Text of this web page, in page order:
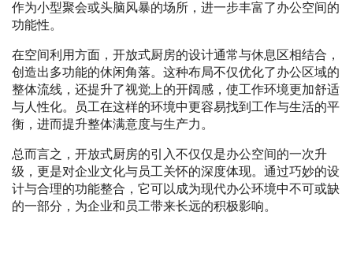
作为小型聚会或头脑风暴的场所，进一步丰富了办公空间的
功能性。
在空间利用方面，开放式厨房的设计通常与休息区相结合，
创造出多功能的休闲角落。这种布局不仅优化了办公区域的
整体流线，还提升了视觉上的开阔感，使工作环境更加舒适
与人性化。员工在这样的环境中更容易找到工作与生活的平
衡，进而提升整体满意度与生产力。
总而言之，开放式厨房的引入不仅仅是办公空间的一次升
级，更是对企业文化与员工关怀的深度体现。通过巧妙的设
计与合理的功能整合，它可以成为现代办公环境中不可或缺
的一部分，为企业和员工带来长远的积极影响。